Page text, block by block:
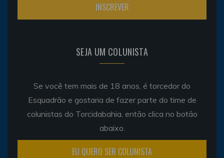
SEJA UM COLUNISTA
Se você tem mais de 18 anos, é torcedor do
Esquadrão e gostaria de fazer parte do time de
colunistas do Torcidabahia, então clica no botão
abaixo.
EU QUERO SER COLUNISTA